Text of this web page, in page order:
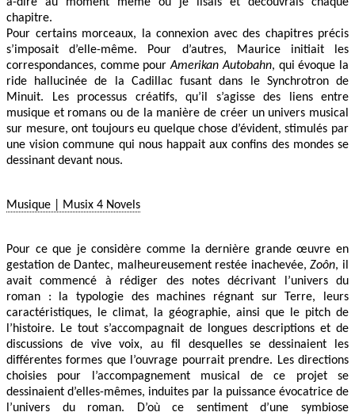
chapitre.
Pour certains morceaux, la connexion avec des chapitres précis
s’imposait d’elle-même. Pour d’autres, Maurice initiait les
correspondances, comme pourAmerikan Autobahn, qui évoque la
ride hallucinée de la Cadillac fusant dans le Synchrotron de
Minuit. Les processus créatifs, qu’il s’agisse des liens entre
musique et romans ou de la manière de créer un univers musical
sur mesure, ont toujours eu quelque chose d’évident, stimulés par
une vision commune qui nous happait aux confins des mondes se
dessinant devant nous.
Musique | Musix 4 Novels
Pour ce que je considère comme la dernière grande œuvre en
gestation de Dantec, malheureusement restée inachevée,Zoôn, il
avait commencé à rédiger des notes décrivant l’univers du
roman : la typologie des machines régnant sur Terre, leurs
caractéristiques, le climat, la géographie, ainsi que le pitch de
l’histoire. Le tout s’accompagnait de longues descriptions et de
discussions de vive voix, au fil desquelles se dessinaient les
différentes formes que l’ouvrage pourrait prendre. Les directions
choisies pour l’accompagnement musical de ce projet se
dessinaient d’elles-mêmes, induites par la puissance évocatrice de
l’univers du roman. D’où ce sentiment d’une symbiose